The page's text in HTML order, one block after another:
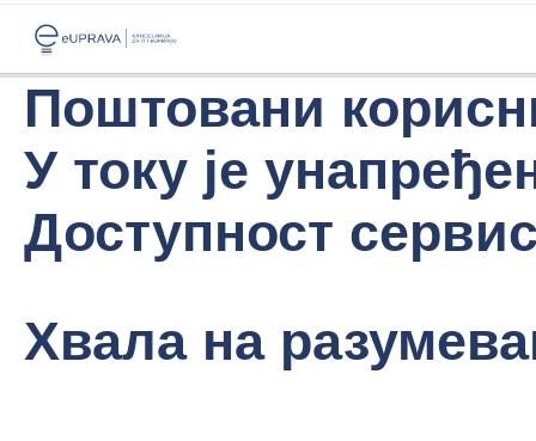
Поштовани
У току је
Доступност
Хвала на